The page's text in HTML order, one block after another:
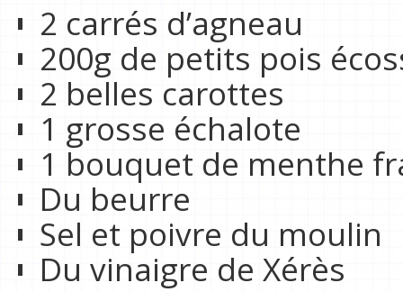
2 carrés d’agneau
200g de petits pois
2 belles carottes
1 grosse échalote
1 bouquet de menthe
Du beurre
Sel et poivre du moulin
Du vinaigre de Xérès